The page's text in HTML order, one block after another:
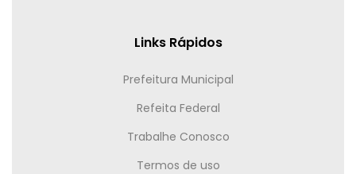
Links Rápidos
Prefeitura Municipal
Refeita Federal
Trabalhe Conosco
Termos de uso